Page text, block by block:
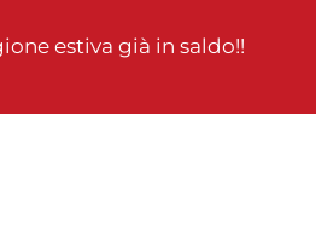
estiva già in saldo!!